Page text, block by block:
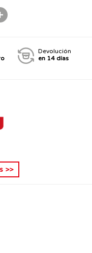
Devolución
en 14 días
>>